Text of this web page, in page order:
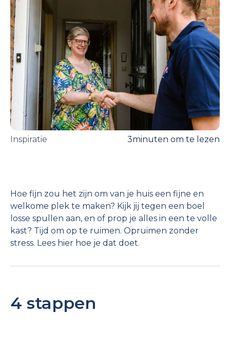
Inspiratie 3minuten om te lezen
Hoe fijn zou het zijn om van je huis een fijne en
welkome plek te maken? Kijk jij tegen een boel
losse spullen aan, en of prop je alles in een te volle
kast? Tijd om op te ruimen. Opruimen zonder
stress. Lees hier hoe je dat doet.
4 stappen